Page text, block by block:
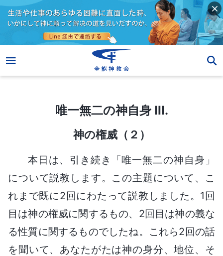
唯一無二の神自身 III.
神の権威（２）
本日は、引き続き「唯一無二の神自身」
について説教します。この主題について、こ
れまで既に2回にわたって説教しました。1回
目は神の権威に関するもの、2回目は神の義な
る性質に関するものでしたね。これら2回の話
を聞いて、あなたがたは神の身分、地位、そ